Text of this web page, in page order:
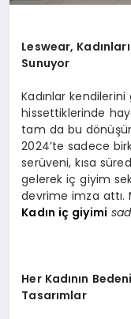
Leswear, Kadınları
Sunuyor
Kadınlar
hissettiklerinde
tam da bu
2024’te sadece
serüveni, kısa
gelerek iç giyim
devrime imza attı.
Kadın iç giyimi
Her Kadının
Tasarımlar